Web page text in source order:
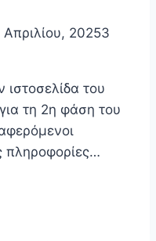
Απριλίου, 20253
ιστοσελίδα του
τη 2η φάση του
πληροφορίες…